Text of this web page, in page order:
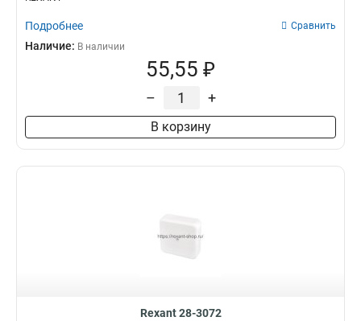
Подробнее Сравнить
Наличие: В наличии
55,55 ₽
– +
В корзину
Rexant 28-3072